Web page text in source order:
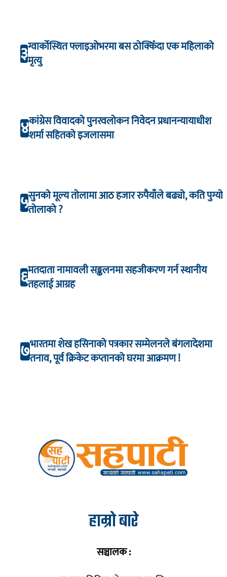
३ग्वार्कोस्थित फ्लाइओभरमा बस ठोक्किँदा एक महिलाको
मृत्यु
४कांग्रेस विवादको पुनरवलोकन निवेदन प्रधानन्यायाधीश
शर्मा सहितको इजलासमा
५सुनको मूल्य तोलामा आठ हजार रुपैयाँले बढ्यो, कति पुग्यो
तोलाको ?
६मतदाता नामावली सङ्कलनमा सहजीकरण गर्न स्थानीय
तहलाई आग्रह
७भारतमा शेख हसिनाको पत्रकार सम्मेलनले बंगलादेशमा
तनाव, पूर्व क्रिकेट कप्तानको घरमा आक्रमण !
हाम्रो बारे
सञ्चालक :